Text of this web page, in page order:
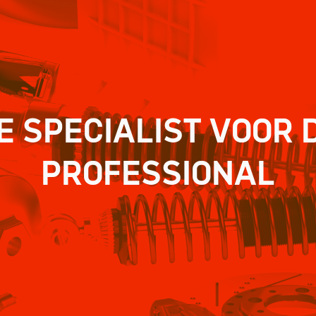
SPECIALIST VOOR
PROFESSIONAL